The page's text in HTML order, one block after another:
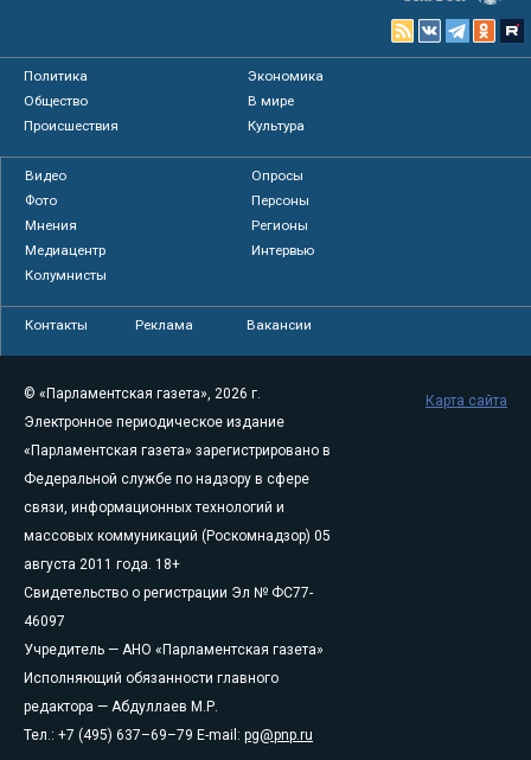
Политика
Экономика
Общество
В мире
Происшествия
Культура
Видео
Опросы
Фото
Персоны
Мнения
Регионы
Медиацентр
Интервью
Колумнисты
Контакты Реклама Вакансии
© «Парламентская газета», 2026 г.
Электронное периодическое издание
«Парламентская газета» зарегистрировано в
Федеральной службе по надзору в сфере
связи, информационных технологий и
массовых коммуникаций (Роскомнадзор) 05
августа 2011 года. 18+
Свидетельство о регистрации Эл № ФС77-
46097
Учредитель — АНО «Парламентская газета»
Исполняющий обязанности главного
редактора — Абдуллаев М.Р.
Тел.: +7 (495) 637–69–79 E-mail: pg@pnp.ru
Карта сайта